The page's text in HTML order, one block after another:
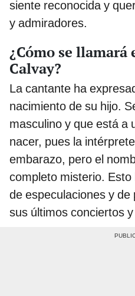
siente reconocida y
y admiradores.
¿Cómo se
Calvay?
La cantante ha
nacimiento de su hijo.
masculino y que está a
nacer, pues la
embarazo, pero el
completo misterio.
de especulaciones y
sus últimos conciertos